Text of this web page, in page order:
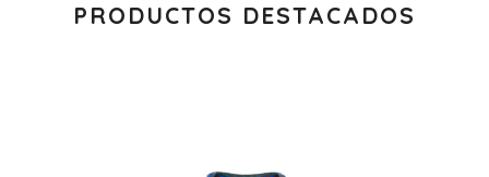
PRODUCTOS DESTACADOS